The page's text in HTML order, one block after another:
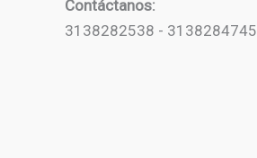
Contáctanos:
3138282538 - 3138284745